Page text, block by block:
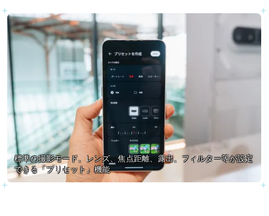
標準の撮影モード、レンズ、焦点距離、露出、フィルター等が設定
できる「プリセット」機能